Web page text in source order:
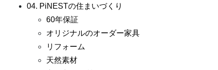
04. PiNESTの住まいづくり
60年保証
オリジナルのオーダー家具
リフォーム
天然素材